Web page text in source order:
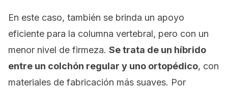
En este caso, también se brinda un apoyo
eficiente para la columna vertebral, pero con un
menor nivel de firmeza. Se trata de un híbrido
entre un colchón regular y uno ortopédico, con
materiales de fabricación más suaves. Por